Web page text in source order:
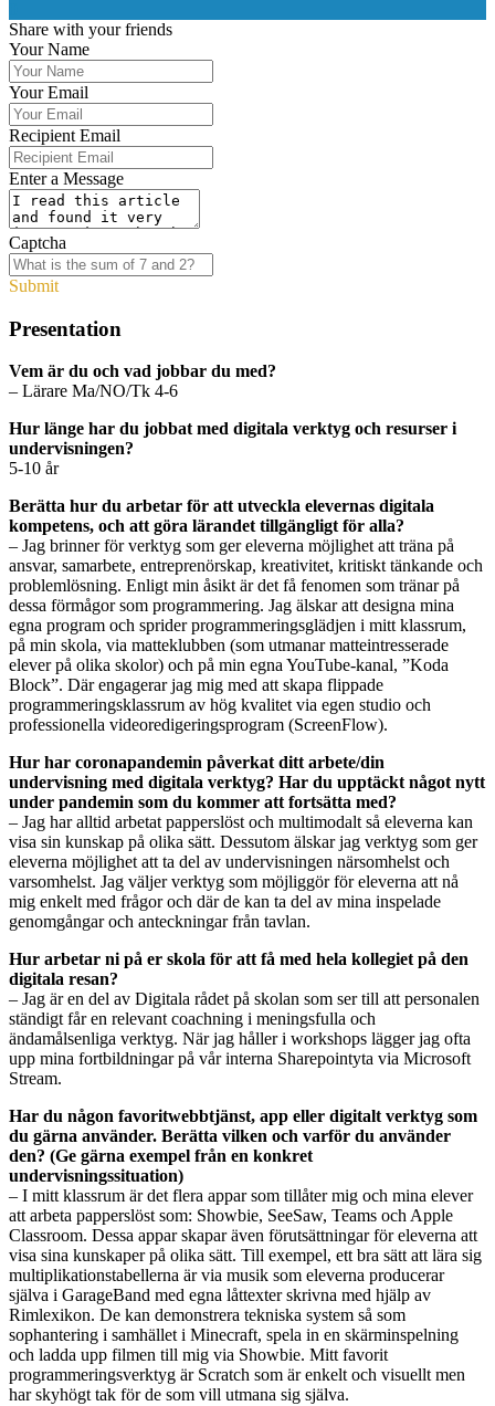
Share with your friends
Your Name
Your Email
Recipient Email
Enter a Message
Captcha
Submit
Presentation
Vem är du och vad jobbar du med?
– Lärare Ma/NO/Tk 4-6
Hur länge har du jobbat med digitala verktyg och resurser i
undervisningen?
5-10 år
Berätta hur du arbetar för att utveckla elevernas digitala
kompetens, och att göra lärandet tillgängligt för alla?
– Jag brinner för verktyg som ger eleverna möjlighet att träna på
ansvar, samarbete, entreprenörskap, kreativitet, kritiskt tänkande och
problemlösning. Enligt min åsikt är det få fenomen som tränar på
dessa förmågor som programmering. Jag älskar att designa mina
egna program och sprider programmeringsglädjen i mitt klassrum,
på min skola, via matteklubben (som utmanar matteintresserade
elever på olika skolor) och på min egna YouTube-kanal, ”Koda
Block”. Där engagerar jag mig med att skapa flippade
programmeringsklassrum av hög kvalitet via egen studio och
professionella videoredigeringsprogram (ScreenFlow).
Hur har coronapandemin påverkat ditt arbete/din
undervisning med digitala verktyg? Har du upptäckt något nytt
under pandemin som du kommer att fortsätta med?
– Jag har alltid arbetat papperslöst och multimodalt så eleverna kan
visa sin kunskap på olika sätt. Dessutom älskar jag verktyg som ger
eleverna möjlighet att ta del av undervisningen närsomhelst och
varsomhelst. Jag väljer verktyg som möjliggör för eleverna att nå
mig enkelt med frågor och där de kan ta del av mina inspelade
genomgångar och anteckningar från tavlan.
Hur arbetar ni på er skola för att få med hela kollegiet på den
digitala resan?
– Jag är en del av Digitala rådet på skolan som ser till att personalen
ständigt får en relevant coachning i meningsfulla och
ändamålsenliga verktyg. När jag håller i workshops lägger jag ofta
upp mina fortbildningar på vår interna Sharepointyta via Microsoft
Stream.
Har du någon favoritwebbtjänst, app eller digitalt verktyg som
du gärna använder. Berätta vilken och varför du använder
den? (Ge gärna exempel från en konkret
undervisningssituation)
– I mitt klassrum är det flera appar som tillåter mig och mina elever
att arbeta papperslöst som: Showbie, SeeSaw, Teams och Apple
Classroom. Dessa appar skapar även förutsättningar för eleverna att
visa sina kunskaper på olika sätt. Till exempel, ett bra sätt att lära sig
multiplikationstabellerna är via musik som eleverna producerar
själva i GarageBand med egna låttexter skrivna med hjälp av
Rimlexikon. De kan demonstrera tekniska system så som
sophantering i samhället i Minecraft, spela in en skärminspelning
och ladda upp filmen till mig via Showbie. Mitt favorit
programmeringsverktyg är Scratch som är enkelt och visuellt men
har skyhögt tak för de som vill utmana sig själva.